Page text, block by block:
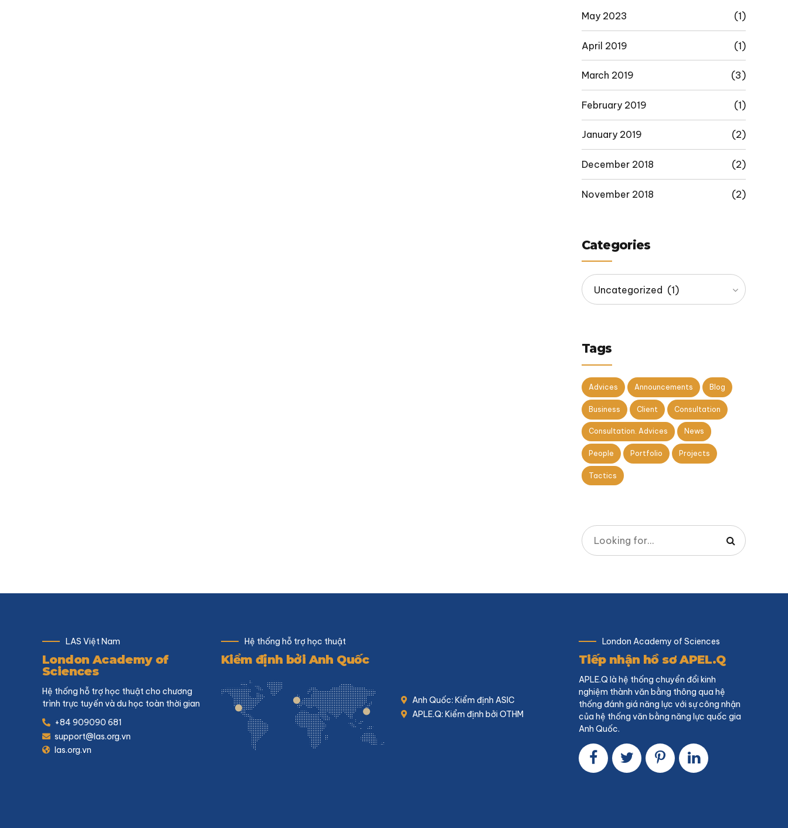
May 2023 (1)
April 2019 (1)
March 2019 (3)
February 2019 (1)
January 2019 (2)
December 2018 (2)
November 2018 (2)
Categories
Uncategorized (1)
Tags
Advices Announcements Blog
Business Client Consultation
Consultation. Advices News
People Portfolio Projects
Tactics
LAS Việt Nam
London Academy of
Sciences
Hệ thống hỗ trợ học thuật cho chương
trình trực tuyến và du học toàn thời gian
+84 909090 681
support@las.org.vn
las.org.vn
Hệ thống hỗ trợ học thuật
Kiểm định bởi Anh Quốc
Anh Quốc: Kiểm định ASIC
APLE.Q: Kiểm định bởi OTHM
London Academy of Sciences
Tiếp nhận hồ sơ APEL.Q
APLE.Q là hệ thống chuyển đổi kinh
nghiệm thành văn bằng thông qua hệ
thống đánh giá năng lực với sự công nhận
của hệ thống văn bằng năng lực quốc gia
Anh Quốc.